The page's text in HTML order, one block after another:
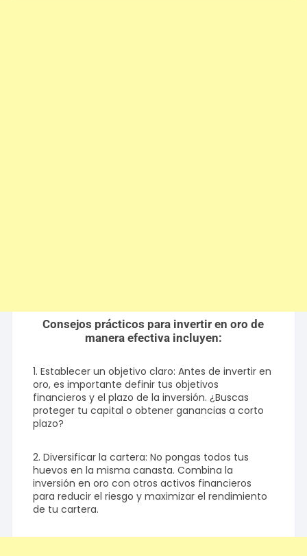
Consejos prácticos para invertir en oro de
manera efectiva incluyen:
1. Establecer un objetivo claro: Antes de invertir en
oro, es importante definir tus objetivos
financieros y el plazo de la inversión. ¿Buscas
proteger tu capital o obtener ganancias a corto
plazo?
2. Diversificar la cartera: No pongas todos tus
huevos en la misma canasta. Combina la
inversión en oro con otros activos financieros
para reducir el riesgo y maximizar el rendimiento
de tu cartera.